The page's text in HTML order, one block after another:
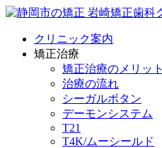
クリニック案内
矯正治療
矯正治療のメリット
治療の流れ
シーガルボタン
デーモンシステム
T21
T4K/ムーシールド